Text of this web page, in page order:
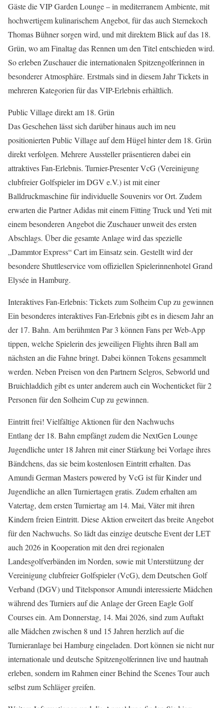
Gäste die VIP Garden Lounge – in mediterranem Ambiente, mit
hochwertigem kulinarischem Angebot, für das auch Sternekoch
Thomas Bühner sorgen wird, und mit direktem Blick auf das 18.
Grün, wo am Finaltag das Rennen um den Titel entschieden wird.
So erleben Zuschauer die internationalen Spitzengolferinnen in
besonderer Atmosphäre. Erstmals sind in diesem Jahr Tickets in
mehreren Kategorien für das VIP-Erlebnis erhältlich.
Public Village direkt am 18. Grün
Das Geschehen lässt sich darüber hinaus auch im neu
positionierten Public Village auf dem Hügel hinter dem 18. Grün
direkt verfolgen. Mehrere Aussteller präsentieren dabei ein
attraktives Fan-Erlebnis. Turnier-Presenter VcG (Vereinigung
clubfreier Golfspieler im DGV e.V.) ist mit einer
Balldruckmaschine für individuelle Souvenirs vor Ort. Zudem
erwarten die Partner Adidas mit einem Fitting Truck und Yeti mit
einem besonderen Angebot die Zuschauer unweit des ersten
Abschlags. Über die gesamte Anlage wird das spezielle
„Dammtor Express“ Cart im Einsatz sein. Gestellt wird der
besondere Shuttleservice vom offiziellen Spielerinnenhotel Grand
Elysée in Hamburg.
Interaktives Fan-Erlebnis: Tickets zum Solheim Cup zu gewinnen
Ein besonderes interaktives Fan-Erlebnis gibt es in diesem Jahr an
der 17. Bahn. Am berühmten Par 3 können Fans per Web-App
tippen, welche Spielerin des jeweiligen Flights ihren Ball am
nächsten an die Fahne bringt. Dabei können Tokens gesammelt
werden. Neben Preisen von den Partnern Selgros, Sebworld und
Bruichladdich gibt es unter anderem auch ein Wochenticket für 2
Personen für den Solheim Cup zu gewinnen.
Eintritt frei! Vielfältige Aktionen für den Nachwuchs
Entlang der 18. Bahn empfängt zudem die NextGen Lounge
Jugendliche unter 18 Jahren mit einer Stärkung bei Vorlage ihres
Bändchens, das sie beim kostenlosen Eintritt erhalten. Das
Amundi German Masters powered by VcG ist für Kinder und
Jugendliche an allen Turniertagen gratis. Zudem erhalten am
Vatertag, dem ersten Turniertag am 14. Mai, Väter mit ihren
Kindern freien Eintritt. Diese Aktion erweitert das breite Angebot
für den Nachwuchs. So lädt das einzige deutsche Event der LET
auch 2026 in Kooperation mit den drei regionalen
Landesgolfverbänden im Norden, sowie mit Unterstützung der
Vereinigung clubfreier Golfspieler (VcG), dem Deutschen Golf
Verband (DGV) und Titelsponsor Amundi interessierte Mädchen
während des Turniers auf die Anlage der Green Eagle Golf
Courses ein. Am Donnerstag, 14. Mai 2026, sind zum Auftakt
alle Mädchen zwischen 8 und 15 Jahren herzlich auf die
Turnieranlage bei Hamburg eingeladen. Dort können sie nicht nur
internationale und deutsche Spitzengolferinnen live und hautnah
erleben, sondern im Rahmen einer Behind the Scenes Tour auch
selbst zum Schläger greifen.